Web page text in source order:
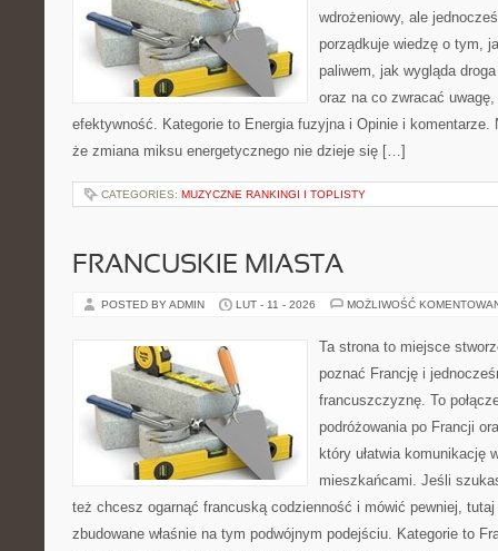
wdrożeniowy, ale
porządkuje wiedzę o tym,
paliwem, jak wygląda
oraz na co zwracać
efektywność. Kategorie to Energia fuzyjna i Opinie i komentarze.
że zmiana miksu energetycznego nie dzieje się […]
CATEGORIES: MUZYCZNE RANKINGI I TOPLISTY
FRANCUSKIE MIASTA
POSTED BY ADMIN LUT - 11 - 2026 MOŻLIWOŚĆ
Ta strona to miejsce
poznać Francję i
francuszczyznę. To
podróżowania po Francji
który ułatwia komunikację
mieszkańcami. Jeśli
też chcesz ogarnąć francuską codzienność i mówić pewniej, tutaj
zbudowane właśnie na tym podwójnym podejściu. Kategorie to